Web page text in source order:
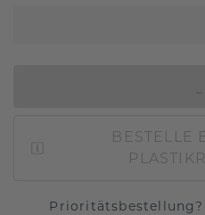
BESTELLE
Prioritätsbestellung?